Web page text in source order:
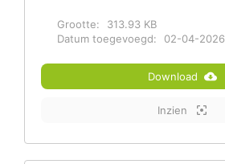
Grootte:
313.93 KB
Datum toegevoegd:
02-04-2026
Download
Inzien